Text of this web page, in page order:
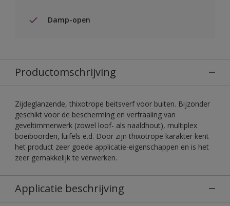
Damp-open
Productomschrijving
Zijdeglanzende, thixotrope beitsverf voor buiten. Bijzonder
geschikt voor de bescherming en verfraaiing van
geveltimmerwerk (zowel loof- als naaldhout), multiplex
boeiboorden, luifels e.d. Door zijn thixotrope karakter kent
het product zeer goede applicatie-eigenschappen en is het
zeer gemakkelijk te verwerken.
Applicatie beschrijving